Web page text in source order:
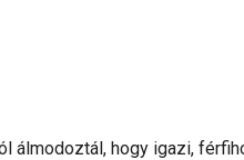
álmodoztál, hogy igazi,